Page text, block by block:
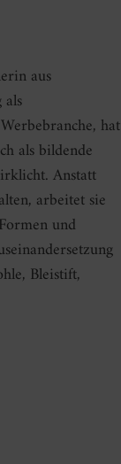
aus
hat
als bildende
Anstatt
arbeitet sie
und
Bleistift,